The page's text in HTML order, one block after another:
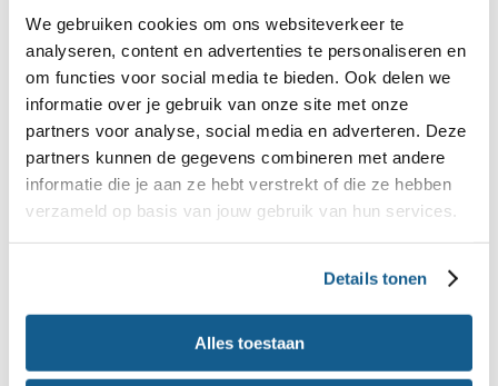
We gebruiken cookies om ons websiteverkeer te
analyseren, content en advertenties te personaliseren en
om functies voor social media te bieden. Ook delen we
informatie over je gebruik van onze site met onze
partners voor analyse, social media en adverteren. Deze
partners kunnen de gegevens combineren met andere
informatie die je aan ze hebt verstrekt of die ze hebben
verzameld op basis van jouw gebruik van hun services.
Details tonen
Alles toestaan
App ZwangerHap
Wil je altijd snel kunnen opzoeken wat je allemaal
wel en beter niet kunt eten tijdens je
zwangerschap? Download dan de gratis app
ZwangerHap van het Voedingscentrum. Naast het
opzoeken van producten, kun je daar ook volgen
hoe de baby groeit in de buik. Verder kun je in de
bijvoorbeeld als er een bacterie in een product is
gevonden.